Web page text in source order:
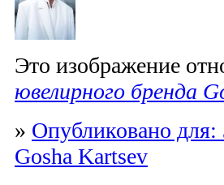
Это изображение
ювелирного бренда
» Опубликовано для:
Gosha Kartsev